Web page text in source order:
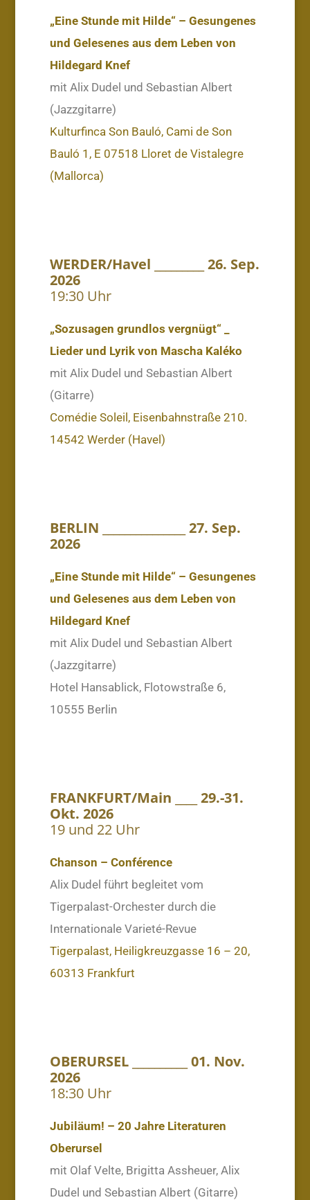
„Eine Stunde mit Hilde“ – Gesungenes
und Gelesenes aus dem Leben von
Hildegard Knef
mit Alix Dudel und Sebastian Albert
(Jazzgitarre)
Kulturfinca Son Bauló, Cami de Son
Bauló 1, E 07518 Lloret de Vistalegre
(Mallorca)
WERDER/Havel _________ 26. Sep.
2026
19:30 Uhr
„Sozusagen grundlos vergnügt“ _
Lieder und Lyrik von Mascha Kaléko
mit Alix Dudel und Sebastian Albert
(Gitarre)
Comédie Soleil, Eisenbahnstraße 210.
14542 Werder (Havel)
BERLIN _______________ 27. Sep.
2026
„Eine Stunde mit Hilde“ – Gesungenes
und Gelesenes aus dem Leben von
Hildegard Knef
mit Alix Dudel und Sebastian Albert
(Jazzgitarre)
Hotel Hansablick, Flotowstraße 6,
10555 Berlin
FRANKFURT/Main ____ 29.-31.
Okt. 2026
19 und 22 Uhr
Chanson – Conférence
Alix Dudel führt begleitet vom
Tigerpalast-Orchester durch die
Internationale Varieté-Revue
Tigerpalast, Heiligkreuzgasse 16 – 20,
60313 Frankfurt
OBERURSEL __________ 01. Nov.
2026
18:30 Uhr
Jubiläum! – 20 Jahre Literaturen
Oberursel
mit Olaf Velte, Brigitta Assheuer, Alix
Dudel und Sebastian Albert (Gitarre)